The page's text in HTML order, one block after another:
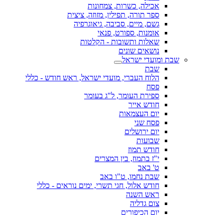
אכילה, כשרות, צמחונות
ספר תורה, תפילין, מזוזה, ציצית
גשם, מיים, סביבה, גיאוגרפיה
אומנות, ספורט, פנאי
שאלות ותשובות - הקלטות
נושאים שונים
שבת ומועדי ישראל
שבת
הלוח העברי, מועדי ישראל, ראש חודש - כללי
פסח
ספירת העומר, ל"ג בעומר
חודש אייר
יום העצמאות
פסח שני
יום ירושלים
שבועות
חודש תמוז
י"ז בתמוז, בין המצרים
ט' באב
שבת נחמו, ט"ו באב
חודש אלול, חגי תשרי, ימים נוראים - כללי
ראש השנה
צום גדליה
יום הכיפורים